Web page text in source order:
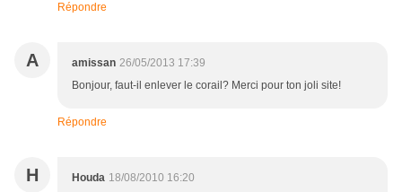
Répondre
A amissan 26/05/2013 17:39
Bonjour, faut-il enlever le corail? Merci pour ton joli site!
Répondre
H Houda 18/08/2010 16:20